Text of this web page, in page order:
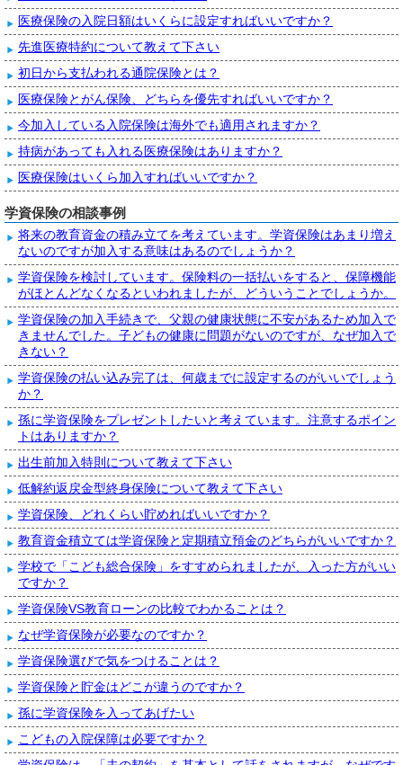
医療保険の入院日額はいくらに設定すればいいですか？
先進医療特約について教えて下さい
初日から支払われる通院保険とは？
医療保険とがん保険、どちらを優先すればいいですか？
今加入している入院保険は海外でも適用されますか？
持病があっても入れる医療保険はありますか？
医療保険はいくら加入すればいいですか？
学資保険の相談事例
将来の教育資金の積み立てを考えています。学資保険はあまり増え
ないのですが加入する意味はあるのでしょうか？
学資保険を検討しています。保険料の一括払いをすると、保障機能
がほとんどなくなるといわれましたが、どういうことでしょうか。
学資保険の加入手続きで、父親の健康状態に不安があるため加入で
きませんでした。子どもの健康に問題がないのですが、なぜ加入で
きない？
学資保険の払い込み完了は、何歳までに設定するのがいいでしょう
か？
孫に学資保険をプレゼントしたいと考えています。注意するポイン
トはありますか？
出生前加入特則について教えて下さい
低解約返戻金型終身保険について教えて下さい
学資保険、どれくらい貯めればいいですか？
教育資金積立ては学資保険と定期積立預金のどちらがいいですか？
学校で「こども総合保険」をすすめられましたが、入った方がいい
ですか？
学資保険VS教育ローンの比較でわかることは？
なぜ学資保険が必要なのですか？
学資保険選びで気をつけることは？
学資保険と貯金はどこが違うのですか？
孫に学資保険を入ってあげたい
こどもの入院保障は必要ですか？